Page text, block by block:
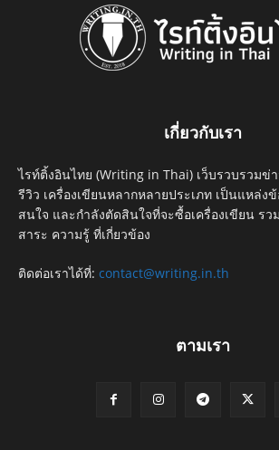
เกี่ยวกับเรา
ไรท์ติ้งอินไทย (Writing in Thai) เว็บรวบรวมข่
รีวิว เครื่องเขียนหลากหลายประเภท เป็นแหล่ง
สนใจ และกำลังตัดสินใจที่จะซื้อเครื่องเขียน รว
สาระ ความรู้ ที่เกี่ยวข้อง
ติดต่อเราได้ที่: contact@writing.in.th
ตามเรา